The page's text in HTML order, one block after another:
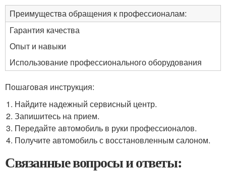
Преимущества обращения к профессионалам:
Гарантия качества
Опыт и навыки
Использование профессионального оборудования
Пошаговая инструкция:
Найдите надежный сервисный центр.
Запишитесь на прием.
Передайте автомобиль в руки профессионалов.
Получите автомобиль с восстановленным салоном.
Связанные вопросы и ответы: